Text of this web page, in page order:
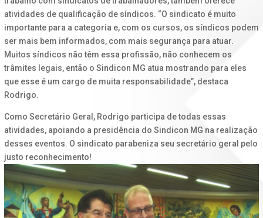
atividades de qualificação de síndicos. “O sindicato é muito
importante para a categoria e, com os cursos, os síndicos podem
ser mais bem informados, com mais segurança para atuar.
Muitos síndicos não têm essa profissão, não conhecem os
trâmites legais, então o Sindicon MG atua mostrando para eles
que esse é um cargo de muita responsabilidade”, destaca
Rodrigo.
Como Secretário Geral, Rodrigo participa de todas essas
atividades, apoiando a presidência do Sindicon MG na realização
desses eventos. O sindicato parabeniza seu secretário geral pelo
justo reconhecimento!